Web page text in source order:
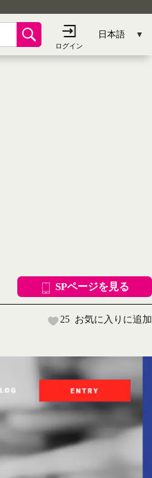
SPページを見る
25 お気に入りに追加